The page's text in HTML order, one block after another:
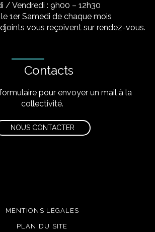
/ Vendredi : 9h00 – 12h30
1er Samedi de chaque mois
vous reçoivent sur rendez-vous.
Contacts
pour envoyer un mail à la
collectivité.
NOUS CONTACTER
MENTIONS LÉGALES
PLAN DU SITE